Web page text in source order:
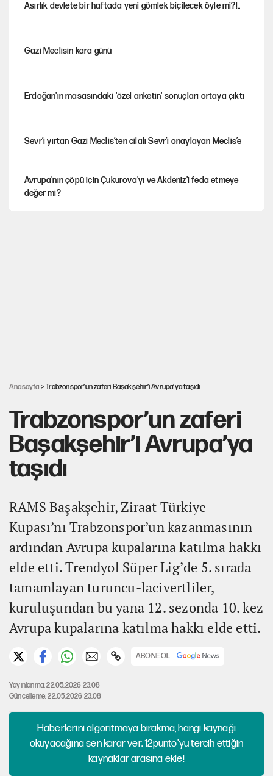
Asırlık devlete bir haftada yeni gömlek biçilecek öyle mi?!..
Gazi Meclisin kara günü
Erdoğan'ın masasındaki 'özel anketin' sonuçları ortaya çıktı
Sevr’i yırtan Gazi Meclis’ten cilalı Sevr’i onaylayan Meclis’e
Avrupa'nın çöpü için Çukurova'yı ve Akdeniz'i feda etmeye
değer mi?
Anasayfa > Trabzonspor’un zaferi Başakşehir’i Avrupa’ya taşıdı
Trabzonspor’un zaferi
Başakşehir’i Avrupa’ya
taşıdı
RAMS Başakşehir, Ziraat Türkiye
Kupası’nı Trabzonspor’un kazanmasının
ardından Avrupa kupalarına katılma hakkı
elde etti. Trendyol Süper Lig’de 5. sırada
tamamlayan turuncu-lacivertliler,
kuruluşundan bu yana 12. sezonda 10. kez
Avrupa kupalarına katılma hakkı elde etti.
ABONE OL
Yayınlanma: 22.05.2026 23:08
Güncelleme: 22.05.2026 23:08
Haberlerini algoritmaya bırakma, hangi kaynağı
okuyacağına sen karar ver. 12punto'yu tercih ettiğin
kaynaklar arasına ekle!